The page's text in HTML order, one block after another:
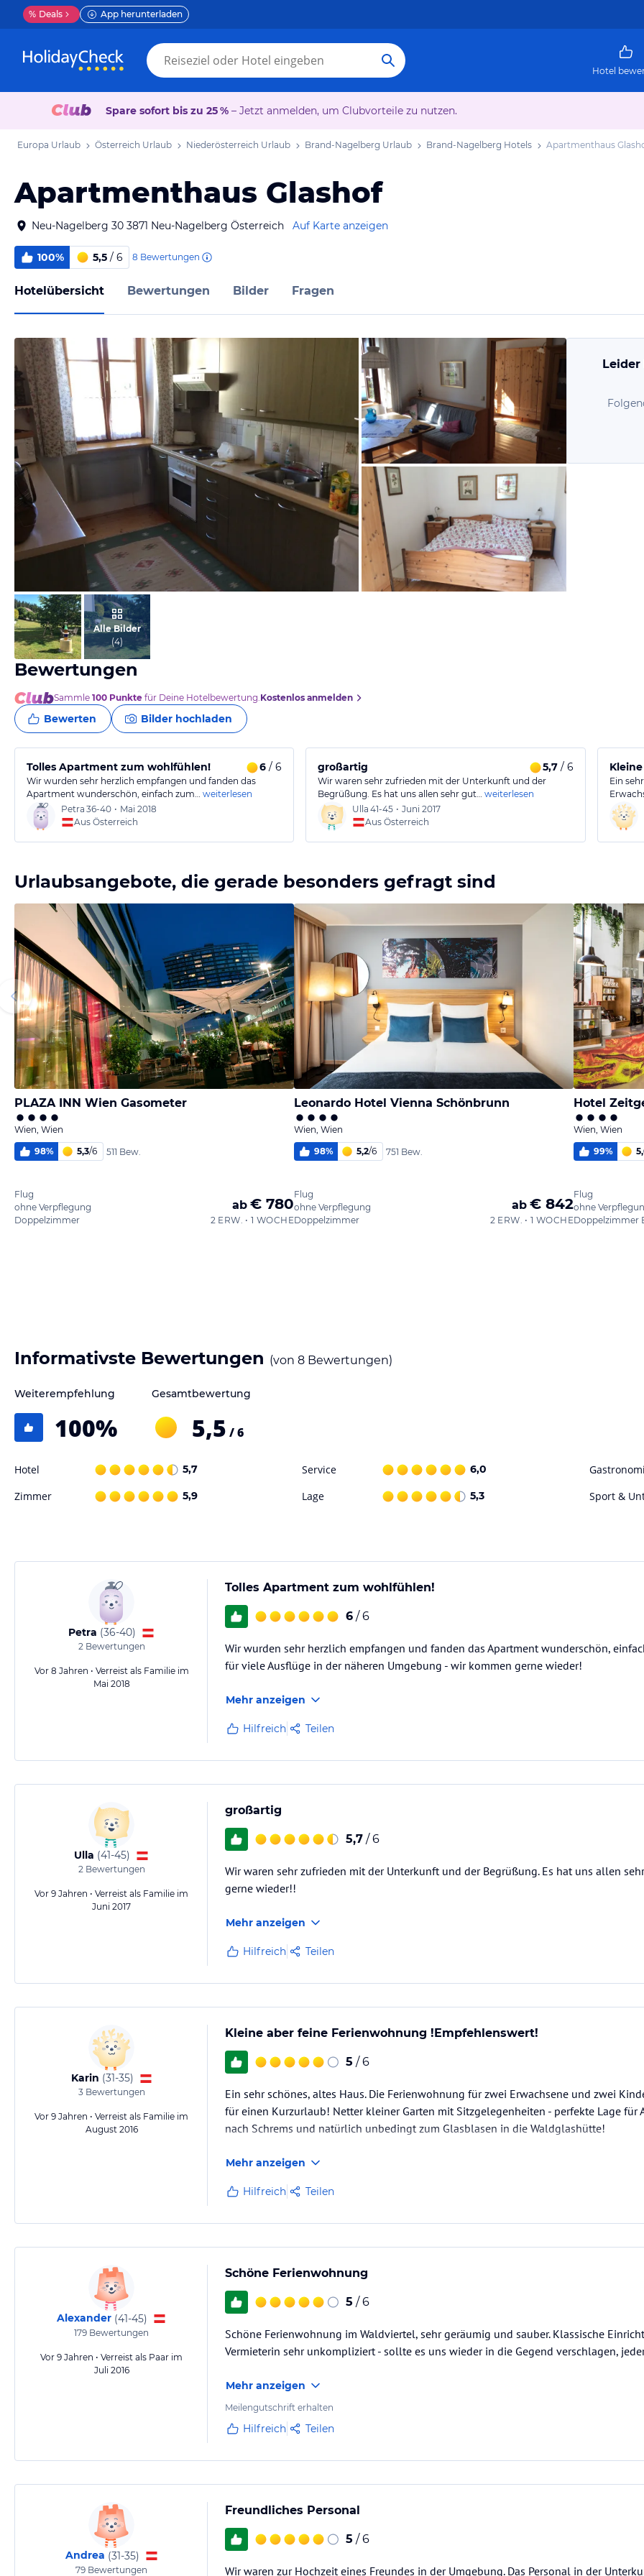
% Deals App herunterladen
Hotel
Spare sofort bis zu 25 % – Jetzt anmelden, um Clubvorteile zu nutzen.
Europa Urlaub Österreich Urlaub Niederösterreich Urlaub Brand-Nagelberg Urlaub Brand-Nagelberg Hotels Apartmenthaus
Apartmenthaus Glashof
Neu-Nagelberg 30 3871 Neu-Nagelberg Österreich Auf Karte anzeigen
100% 5,5 / 6 8 Bewertungen
Hotelübersicht Bewertungen Bilder Fragen
von Christian, Juli 2014
von Christian, Juli 2014
Alle Bilder
(4)
Bewertungen
Sammle 100 Punkte für Deine Hotelbewertung.Kostenlos anmelden
Bewerten Bilder hochladen
Tolles Apartment zum wohlfühlen! 6 / 6
Wir wurden sehr herzlich empfangen und fanden das
Apartment wunderschön, einfach zum… weiterlesen
Petra 36-40 • Mai 2018
Aus Österreich
großartig 5,7/ 6
Wir waren sehr zufrieden mit der Unterkunft und der
Begrüßung. Es hat uns allen sehr gut… weiterlesen
Ulla 41-45 • Juni 2017
Aus Österreich
Ein
Urlaubsangebote, die gerade besonders gefragt sind
PLAZA INN Wien Gasometer
Wien, Wien
98% 5,3/6 511 Bew.
Flug
ohne Verpflegung
Doppelzimmer
ab € 780
2 ERW. • 1 WOCHE
Leonardo Hotel Vienna Schönbrunn
Wien, Wien
98% 5,2/6 751 Bew.
Flug
ohne Verpflegung
Doppelzimmer
ab € 842
2 ERW. • 1 WOCHE
Hotel
Wien, Wien
99%
Flug
ohne
Informativste Bewertungen (von 8 Bewertungen)
Weiterempfehlung
100%
Gesamtbewertung
5,5 / 6
Hotel 5,7 Service 6,0
Zimmer 5,9 Lage 5,3 Sport &
Petra (36-40)
2Bewertungen
Vor 8 Jahren • Verreist als Familie im
Mai 2018
Tolles Apartment zum wohlfühlen!
6 / 6
Wir wurden sehr herzlich empfangen und fanden das Apartment wunderschön,
für viele Ausflüge in der näheren Umgebung - wir kommen gerne wieder!
Mehr anzeigen
Hilfreich Teilen
Ulla (41-45)
2Bewertungen
Vor 9 Jahren • Verreist als Familie im
Juni 2017
großartig
5,7 / 6
Wir waren sehr zufrieden mit der Unterkunft und der Begrüßung. Es hat uns allen
gerne wieder!!
Mehr anzeigen
Hilfreich Teilen
Karin (31-35)
3Bewertungen
Vor 9 Jahren • Verreist als Familie im
August 2016
Kleine aber feine Ferienwohnung !Empfehlenswert!
5 / 6
Ein sehr schönes, altes Haus. Die Ferienwohnung für zwei Erwachsene und zwei
für einen Kurzurlaub! Netter kleiner Garten mit Sitzgelegenheiten - perfekte Lage für
nach Schrems und natürlich unbedingt zum Glasblasen in die Waldglashütte!
Mehr anzeigen
Hilfreich Teilen
Alexander (41-45)
179 Bewertungen
Vor 9 Jahren • Verreist als Paar im
Juli 2016
Schöne Ferienwohnung
5 / 6
Schöne Ferienwohnung im Waldviertel, sehr geräumig und sauber. Klassische
Vermieterin sehr unkompliziert - sollte es uns wieder in die Gegend verschlagen,
Mehr anzeigen
Meilengutschrift erhalten
Hilfreich Teilen
Andrea (31-35)
79 Bewertungen
Freundliches Personal
5 / 6
Wir waren zur Hochzeit eines Freundes in der Umgebung. Das Personal in der